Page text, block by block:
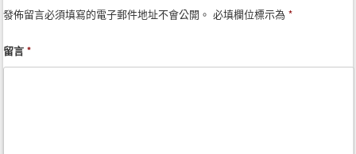
發佈留言必須填寫的電子郵件地址不會公開。 必填欄位標示為*
留言*